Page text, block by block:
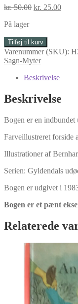
kr.50.00 Den
kr. 50.00.
kr. 25.00Den
På lager
Gullivers
rejser
af
Jonathan
Swift
Tilføj til kurv
Varenummer (SKU):
Sagn-Myter
Beskrivelse
Beskrivelse
Bogen er en indbundet
Farveillustreret forside
Illustrationer af
Serien: Gyldendals
Bogen er udgivet i
Bogen er et pænt
Relaterede